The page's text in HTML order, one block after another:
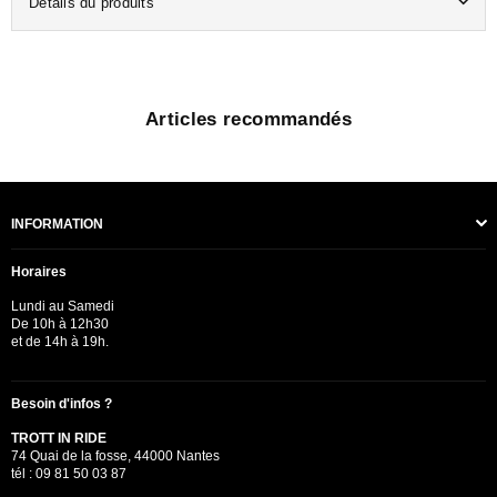
Articles recommandés
INFORMATION
Horaires
Lundi au Samedi
De 10h à 12h30
et de 14h à 19h.
Besoin d'infos ?
TROTT IN RIDE
74 Quai de la fosse, 44000 Nantes
tél : 09 81 50 03 87